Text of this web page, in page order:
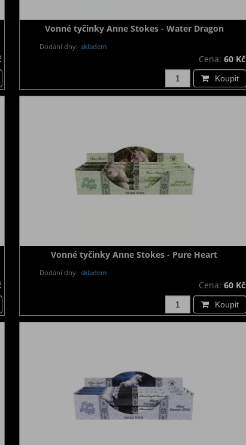
Vonné tyčinky Anne Stokes - Water Dragon
Dodání dny: skladem
Cena: 60 Kč
Koupit
Vonné tyčinky Anne Stokes - Pure Heart
Dodání dny: skladem
Cena: 60 Kč
Koupit